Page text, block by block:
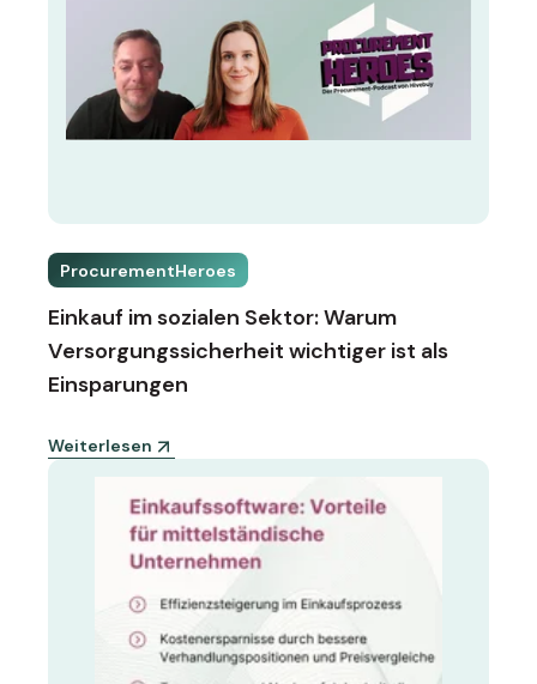
ProcurementHeroes
Einkauf im sozialen Sektor: Warum
Versorgungssicherheit wichtiger ist als
Einsparungen
Weiterlesen